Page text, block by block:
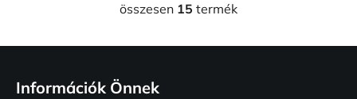
L
s
összesen 15 termék
Információk Önnek